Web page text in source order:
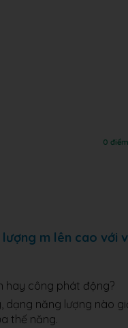
0 điểm
m lên cao với
hay công phát động?
dạng năng lượng nào
thế năng.